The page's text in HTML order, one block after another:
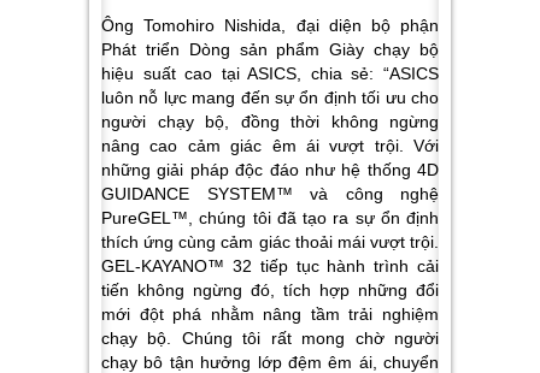
Ông Tomohiro Nishida, đại diện bộ phận
Phát triển Dòng sản phẩm Giày chạy bộ
hiệu suất cao tại ASICS, chia sẻ: “ASICS
luôn nỗ lực mang đến sự ổn định tối ưu cho
người chạy bộ, đồng thời không ngừng
nâng cao cảm giác êm ái vượt trội. Với
những giải pháp độc đáo như hệ thống 4D
GUIDANCE SYSTEM™ và công nghệ
PureGEL™, chúng tôi đã tạo ra sự ổn định
thích ứng cùng cảm giác thoải mái vượt trội.
GEL-KAYANO™ 32 tiếp tục hành trình cải
tiến không ngừng đó, tích hợp những đổi
mới đột phá nhằm nâng tầm trải nghiệm
chạy bộ. Chúng tôi rất mong chờ người
chạy bô tận hưởng lớp đệm êm ái, chuyển